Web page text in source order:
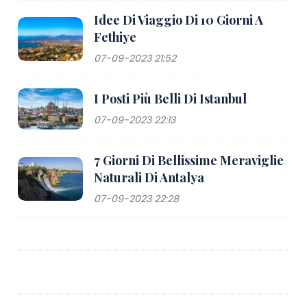
Idee Di Viaggio Di 10 Giorni A
Fethiye
07-09-2023 21:52
I Posti Più Belli Di Istanbul
07-09-2023 22:13
7 Giorni Di Bellissime Meraviglie
Naturali Di Antalya
07-09-2023 22:28